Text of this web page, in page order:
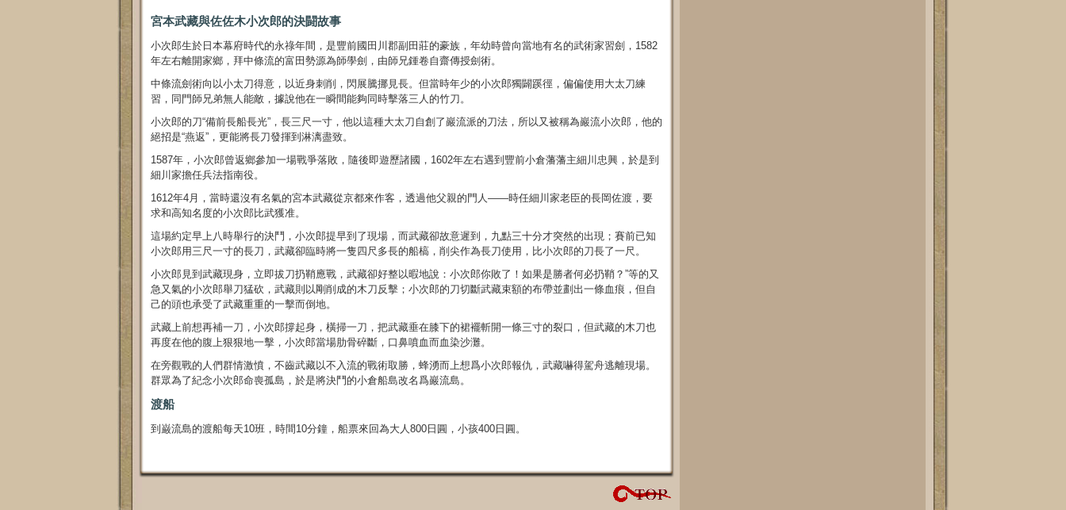
宮本武藏與佐佐木小次郎的決闘故事
小次郎生於日本幕府時代的永祿年間，是豐前國田川郡副田莊的豪族，年幼時曾向當地有名的武術家習劍，1582
年左右離開家鄉，拜中條流的富田勢源為師學劍，由師兄鍾卷自齋傳授劍術。
中條流劍術向以小太刀得意，以近身刺削，閃展騰挪見長。但當時年少的小次郎獨闢蹊徑，偏偏使用大太刀練
習，同門師兄弟無人能敵，據說他在一瞬間能夠同時擊落三人的竹刀。
小次郎的刀“備前長船長光”，長三尺一寸，他以這種大太刀自創了巖流派的刀法，所以又被稱為巖流小次郎，他的
絕招是“燕返”，更能將長刀發揮到淋漓盡致。
1587年，小次郎曾返鄉參加一場戰爭落敗，隨後即遊歷諸國，1602年左右遇到豐前小倉藩藩主細川忠興，於是到
細川家擔任兵法指南役。
1612年4月，當時還沒有名氣的宮本武藏從京都來作客，透過他父親的門人——時任細川家老臣的長岡佐渡，要
求和高知名度的小次郎比武獲准。
這場約定早上八時舉行的決鬥，小次郎提早到了現場，而武藏卻故意遲到，九點三十分才突然的出現；賽前已知
小次郎用三尺一寸的長刀，武藏卻臨時將一隻四尺多長的船槁，削尖作為長刀使用，比小次郎的刀長了一尺。
小次郎見到武藏現身，立即拔刀扔鞘應戰，武藏卻好整以暇地說：小次郎你敗了！如果是勝者何必扔鞘？”等的又
急又氣的小次郎舉刀猛砍，武藏則以剛削成的木刀反擊；小次郎的刀切斷武藏束額的布帶並劃出一條血痕，但自
己的頭也承受了武藏重重的一擊而倒地。
武藏上前想再補一刀，小次郎撐起身，橫掃一刀，把武藏垂在膝下的裙襬斬開一條三寸的裂口，但武藏的木刀也
再度在他的腹上狠狠地一擊，小次郎當場肋骨碎斷，口鼻噴血而血染沙灘。
在旁觀戰的人們群情激憤，不齒武藏以不入流的戰術取勝，蜂湧而上想爲小次郎報仇，武藏嚇得駕舟逃離現場。
群眾為了紀念小次郎命喪孤島，於是將決鬥的小倉船島改名爲巖流島。
渡船
到巌流島的渡船每天10班，時間10分鐘，船票來回為大人800日圓，小孩400日圓。